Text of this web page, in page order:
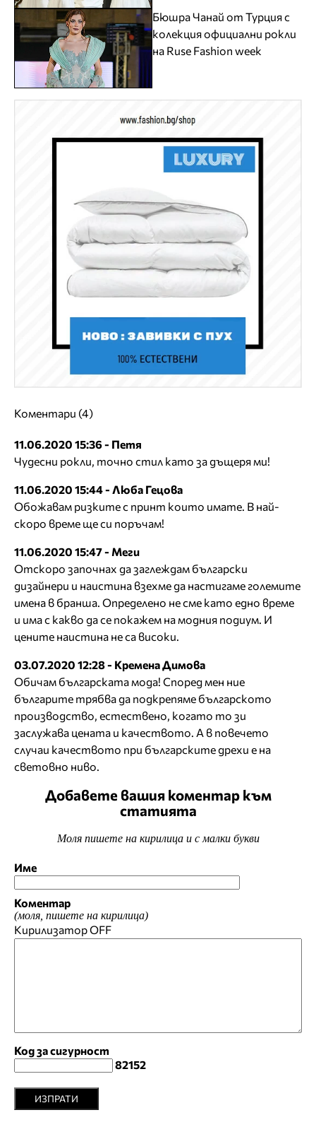
Бюшра Чанай от Турция с
колекция официални рокли
на Ruse Fashion week
Коментари (4)
11.06.2020 15:36 - Петя
Чудесни рокли, точно стил като за дъщеря ми!
11.06.2020 15:44 - Люба Гецова
Обожавам ризките с принт които имате. В най-
скоро време ще си поръчам!
11.06.2020 15:47 - Меги
Отскоро започнах да заглеждам български
дизайнери и наистина взехме да настигаме големите
имена в бранша. Определено не сме като едно време
и има с какво да се покажем на модния подиум. И
цените наистина не са високи.
03.07.2020 12:28 - Кремена Димова
Обичам българската мода! Според мен ние
българите трябва да подкрепяме българското
производство, естествено, когато то зи
заслужава цената и качеството. А в повечето
случаи качеството при българските дрехи е на
световно ниво.
Добавете вашия коментар към
статията
Моля пишете на кирилица и с малки букви
Име
Коментар
(моля, пишете на кирилица)
КирилизаторOFF
Код за сигурност
82152
ИЗПРАТИ